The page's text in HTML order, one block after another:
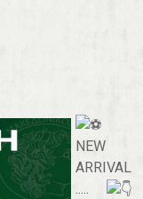
NEW
ARRIVAL
.....